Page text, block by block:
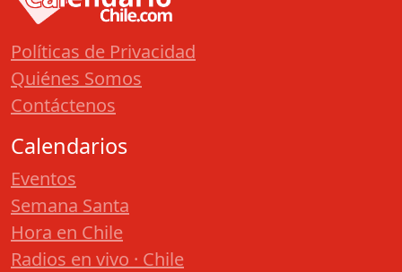
Políticas de Privacidad
Quiénes Somos
Contáctenos
Calendarios
Eventos
Semana Santa
Hora en Chile
Radios en vivo · Chile